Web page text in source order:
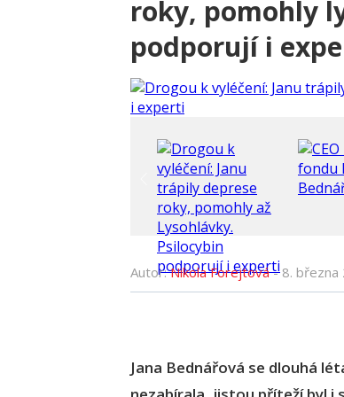
roky, pomohly
podporují i
Autor:Nikola Forejtová-8. března
Jana Bednářová se dlouhá